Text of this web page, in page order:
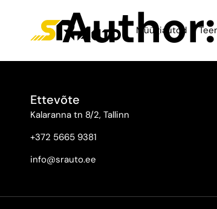
Müügiautod
Ettevõte
Kalaranna tn 8/2, Tallinn
+372 5665 9381
info@srauto.ee